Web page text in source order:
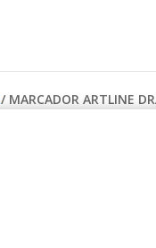
/ MARCADOR ARTLINE